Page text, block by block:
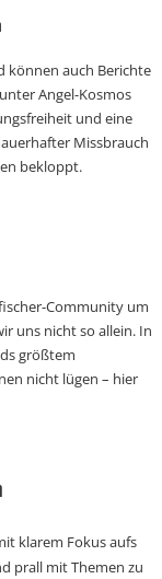
können auch Berichte
Angel-Kosmos
und eine
Missbrauch
bekloppt.
Community um
uns nicht so allein. In
größtem
nicht lügen – hier
klarem Fokus aufs
prall mit Themen zu